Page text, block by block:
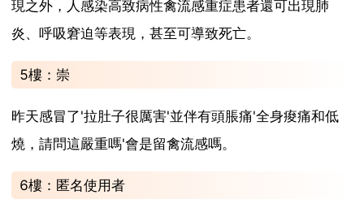
現之外，人感染高致病性禽流感重症患者還可出現肺
炎、呼吸窘迫等表現，甚至可導致死亡。
5樓：崇
昨天感冒了'拉肚子很厲害'並伴有頭脹痛'全身痠痛和低
燒，請問這嚴重嗎'會是留禽流感嗎。
6樓：匿名使用者